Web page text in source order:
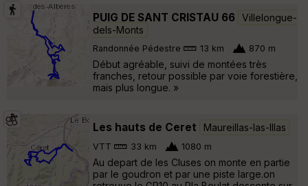
PUIG DE SANT CRISTAU 66
Villelongue-
dels-Monts
Randonnée Pédestre 13 km 870 m
Début agréable, suivi de montées très
franches, retour possible par voie forestière,
mais plus longue. »
Les hauts de Ceret Maureillas-las-Illas
VTT 33 km 1080 m
Au depart de les Cluses on monte en partie
par le goudron et par une piste large.on